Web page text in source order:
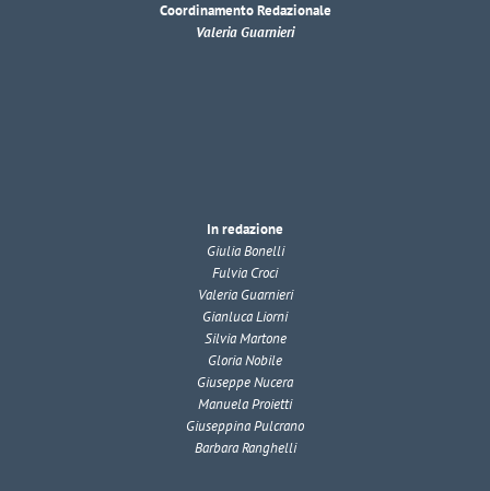
Coordinamento Redazionale
Valeria Guarnieri
In redazione
Giulia Bonelli
Fulvia Croci
Valeria Guarnieri
Gianluca Liorni
Silvia Martone
Gloria Nobile
Giuseppe Nucera
Manuela Proietti
Giuseppina Pulcrano
Barbara Ranghelli